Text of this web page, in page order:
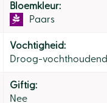
Bloemkleur:
Paars
Vochtigheid:
Droog-vochthoudend
Giftig:
Nee